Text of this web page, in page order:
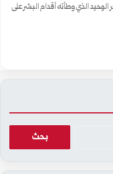
الوحيد الذي وطأته أقدام البشر على